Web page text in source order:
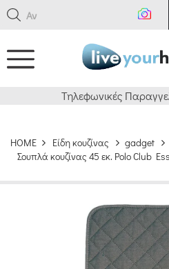
Αναζή
Τηλεφωνικές
HOME Είδη κουζίνας
gadget
Σουπλά κουζίνας 45 εκ. Polo Club